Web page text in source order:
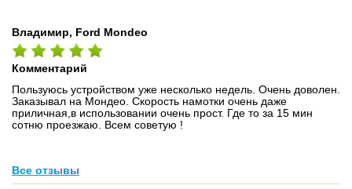
Владимир, Ford Mondeo
Комментарий
Пользуюсь устройством уже несколько недель. Очень доволен.
Заказывал на Мондео. Скорость намотки очень даже
приличная,в использовании очень прост. Где то за 15 мин
сотню проезжаю. Всем советую !
Все отзывы